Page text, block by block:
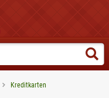
Kreditkarten